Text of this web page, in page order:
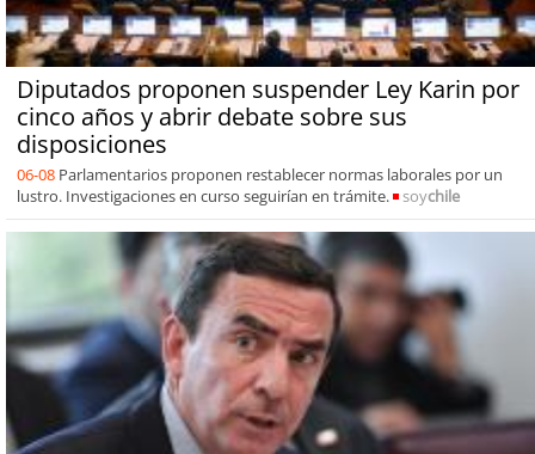
Diputados proponen suspender Ley Karin por
cinco años y abrir debate sobre sus
disposiciones
06-08 Parlamentarios proponen restablecer normas laborales por un
lustro. Investigaciones en curso seguirían en trámite.
soychile